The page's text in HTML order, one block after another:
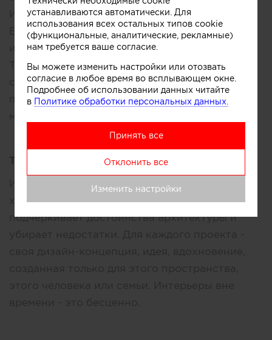
ИФ дизайн (IF design).
Бюро специализируется на элегантных
интерьерах вне времени и с характером.
Также проектируем предметы интерьера для
своих проектов и сотрудничаем с брендами-
производителями оригинальной дизайн-
Творческое кредо:
Интерьер отражает образ человека, его
характер и стиль жизни. Интерьер
подчеркивает достоинства архитектуры и
устанавливаются автоматически. Для
использования всех остальных типов cookie
(функциональные, аналитические, рекламные)
нам требуется ваше согласие.
Вы можете изменить настройки или отозвать
согласие в любое время во всплывающем окне.
Подробнее об использовании данных читайте
в Политике обработки персональных данных.
Принять все
Отклонить все
Изменить настройки